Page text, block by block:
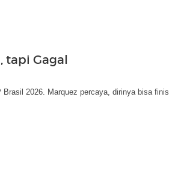
tapi Gagal
2026. Marquez percaya, dirinya bisa finis